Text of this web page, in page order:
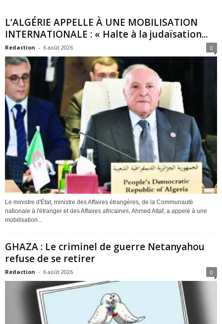
L’ALGÉRIE APPELLE À UNE MOBILISATION
INTERNATIONALE : « Halte à la judaïsation...
Redaction - 6 août 2026 0
Le ministre d'État, ministre des Affaires étrangères, de la Communauté
nationale à l'étranger et des Affaires africaines, Ahmed Attaf, a appelé à une
mobilisation...
GHAZA : Le criminel de guerre Netanyahou
refuse de se retirer
Redaction - 6 août 2026 0